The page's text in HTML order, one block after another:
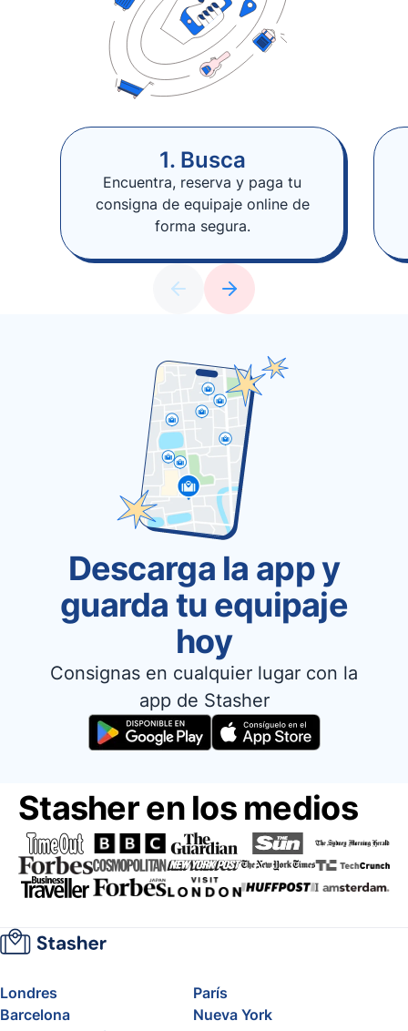
1. Busca
Encuentra, reserva y paga tu
consigna de equipaje online de
forma segura.
Descarga la app y
guarda tu equipaje
hoy
Consignas en cualquier lugar con la
app de Stasher
Stasher en los medios
Londres
París
Barcelona
Nueva York